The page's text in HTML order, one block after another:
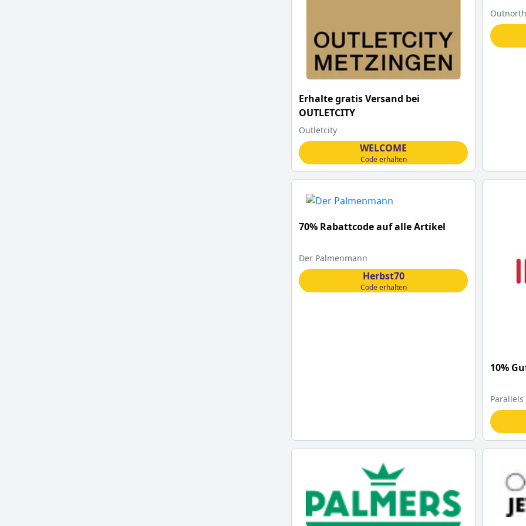
Erhalte gratis Versand bei
OUTLETCITY
Outletcity
WELCOME
Code erhalten
Code
Outnorth
70% Rabattcode auf alle Artikel
Der Palmenmann
Herbst70
Code erhalten
10%
Parallels